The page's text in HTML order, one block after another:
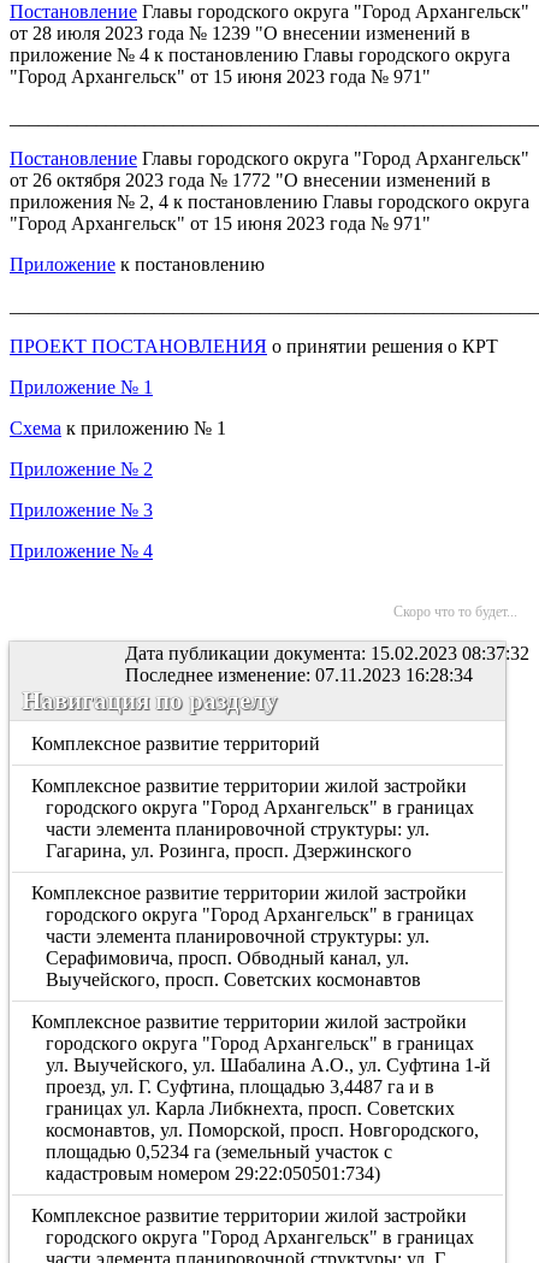
Постановление Главы городского округа "Город Архангельск"
от 28 июля 2023 года № 1239 "О внесении изменений в
приложение № 4 к постановлению Главы городского округа
"Город Архангельск" от 15 июня 2023 года № 971"
Постановление Главы городского округа "Город Архангельск"
от 26 октября 2023 года № 1772 "О внесении изменений в
приложения № 2, 4 к постановлению Главы городского округа
"Город Архангельск" от 15 июня 2023 года № 971"
Приложение к постановлению
ПРОЕКТ ПОСТАНОВЛЕНИЯ о принятии решения о КРТ
Приложение № 1
Схема к приложению № 1
Приложение № 2
Приложение № 3
Приложение № 4
Скоро что то будет...
Дата публикации документа: 15.02.2023 08:37:32
Последнее изменение: 07.11.2023 16:28:34
Навигация по разделу
Комплексное развитие территорий
Комплексное развитие территории жилой застройки
городского округа "Город Архангельск" в границах
части элемента планировочной структуры: ул.
Гагарина, ул. Розинга, просп. Дзержинского
Комплексное развитие территории жилой застройки
городского округа "Город Архангельск" в границах
части элемента планировочной структуры: ул.
Серафимовича, просп. Обводный канал, ул.
Выучейского, просп. Советских космонавтов
Комплексное развитие территории жилой застройки
городского округа "Город Архангельск" в границах
ул. Выучейского, ул. Шабалина А.О., ул. Суфтина 1-й
проезд, ул. Г. Суфтина, площадью 3,4487 га и в
границах ул. Карла Либкнехта, просп. Советских
космонавтов, ул. Поморской, просп. Новгородского,
площадью 0,5234 га (земельный участок с
кадастровым номером 29:22:050501:734)
Комплексное развитие территории жилой застройки
городского округа "Город Архангельск" в границах